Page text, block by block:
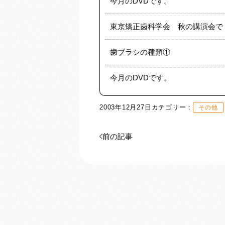
東京矯正歯科学会 秋の講演会で
歯ブラシの種類①
今月のDVDです。
2003年12月27日 カテゴリー： その他
前の記事